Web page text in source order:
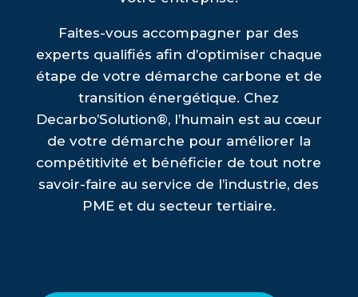
Faites-vous accompagner par des
experts qualifiés afin d’optimiser chaque
étape de votre démarche carbone et de
transition énergétique. Chez
Decarbo’Solution®, l’humain est au cœur
de votre démarche pour améliorer la
compétitivité et bénéficier de tout notre
savoir-faire au service de l’industrie, des
PME et du secteur tertiaire.